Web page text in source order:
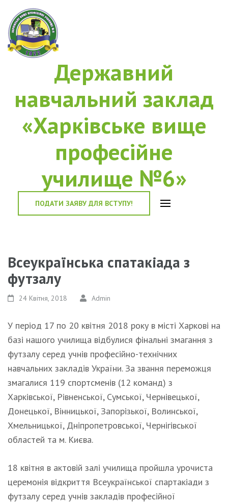
Державний
навчальний заклад
«Харківське вище
професійне
училище №6»
ПОДАТИ ЗАЯВУ ДЛЯ ВСТУПУ!
Всеукраїнська спатакіада з
футзалу
24 Квітня, 2018 Admin
У період 17 по 20 квітня 2018 року в місті Харкові на
базі нашого училища відбулися фінальні змагання з
футзалу серед учнів професійно-технічних
навчальних закладів України. За звання переможця
змагалися 119 спортсменів (12 команд) з
Харківської, Рівненської, Сумської, Чернівецької,
Донецької, Вінницької, Запорізької, Волинської,
Хмельницької, Дніпропетровської, Чернігівської
областей та м. Києва.
18 квітня в актовій залі училища пройшла урочиста
церемонія відкриття Всеукраїнської спартакіади з
футзалу серед учнів закладів професійної